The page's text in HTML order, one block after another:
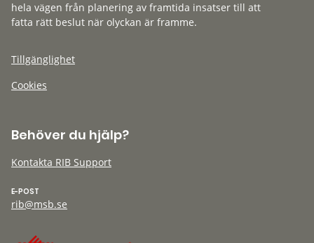
hela vägen från planering av framtida insatser till att
fatta rätt beslut när olyckan är framme.
Tillgänglighet
Cookies
Behöver du hjälp?
Kontakta RIB Support
E-POST
rib@msb.se